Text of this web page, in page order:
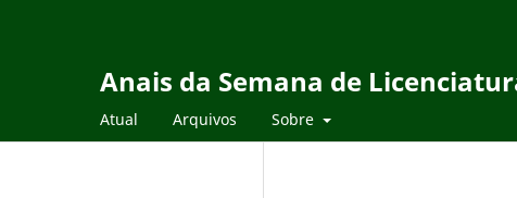
Anais da Semana de
Atual Arquivos Sobre